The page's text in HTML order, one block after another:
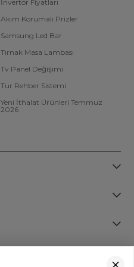
İnvertör Fiyatları
Akım Korumalı Prizler
Samsung Led Bar
Tırnak Masa Lambası
Tv Panel Değişimi
Tur Rehber Sistemi
Yeni İthalat Ürünleri Temmuz
2026